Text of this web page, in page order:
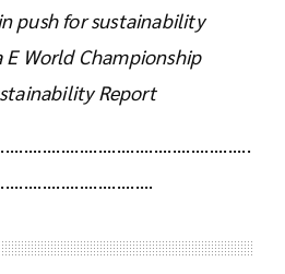
push for sustainability
E World Championship
Report